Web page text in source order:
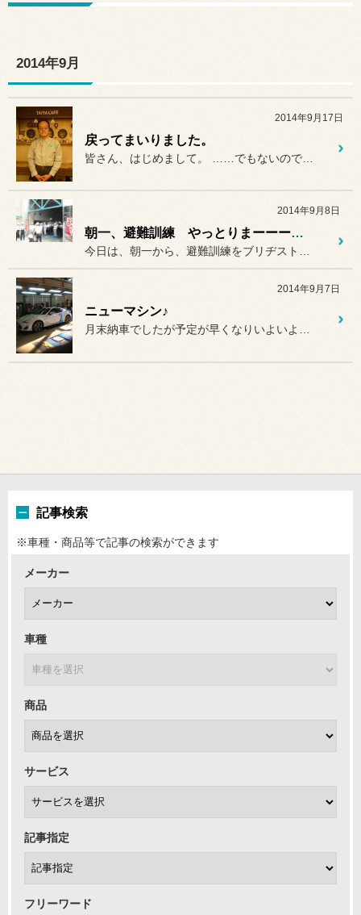
2014年9月
2014年9月17日
戻ってまいりました。
2014年9月8日
朝一、避難訓練 やっとりまーーーす！
今日は、朝一から、避難訓練をブリヂストン本社 総出で行いました。
2014年9月7日
ニューマシン♪
月末納車でしたが予定が早くなりいよいよ作業開始です。
記事検索
※車種・商品等で記事の検索ができます
メーカー
車種
商品
サービス
記事指定
フリーワード